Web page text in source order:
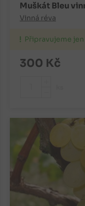
Muškát Bleu
Vinná réva
Připravujeme
300 Kč